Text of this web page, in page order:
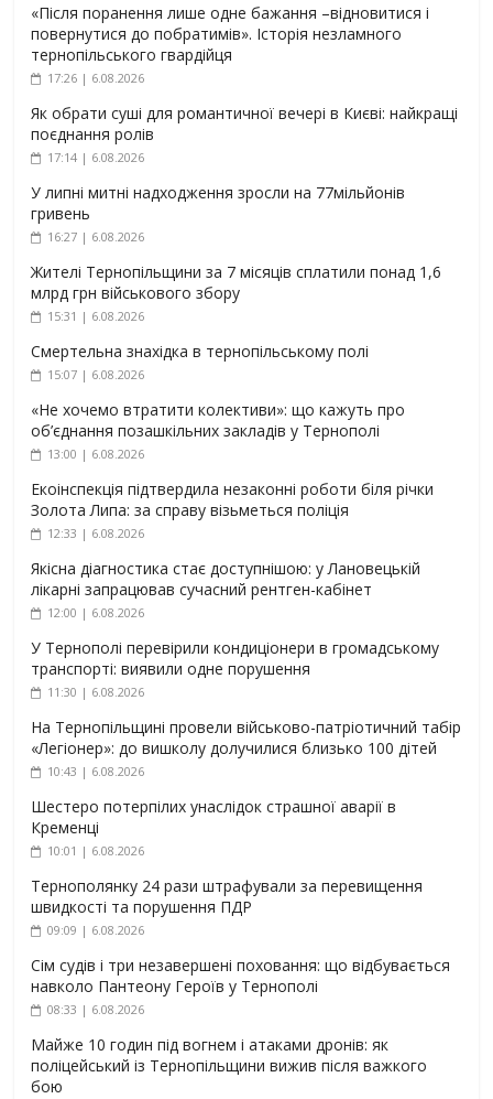
«Після поранення лише одне бажання –відновитися і
повернутися до побратимів». Історія незламного
тернопільського гвардійця
17:26 | 6.08.2026
Як обрати суші для романтичної вечері в Києві: найкращі
поєднання ролів
17:14 | 6.08.2026
У липні митні надходження зросли на 77мільйонів
гривень
16:27 | 6.08.2026
Жителі Тернопільщини за 7 місяців сплатили понад 1,6
млрд грн військового збору
15:31 | 6.08.2026
Смертельна знахідка в тернопільському полі
15:07 | 6.08.2026
«Не хочемо втратити колективи»: що кажуть про
об’єднання позашкільних закладів у Тернополі
13:00 | 6.08.2026
Екоінспекція підтвердила незаконні роботи біля річки
Золота Липа: за справу візьметься поліція
12:33 | 6.08.2026
Якісна діагностика стає доступнішою: у Лановецькій
лікарні запрацював сучасний рентген-кабінет
12:00 | 6.08.2026
У Тернополі перевірили кондиціонери в громадському
транспорті: виявили одне порушення
11:30 | 6.08.2026
На Тернопільщині провели військово-патріотичний табір
«Легіонер»: до вишколу долучилися близько 100 дітей
10:43 | 6.08.2026
Шестеро потерпілих унаслідок страшної аварії в
Кременці
10:01 | 6.08.2026
Тернополянку 24 рази штрафували за перевищення
швидкості та порушення ПДР
09:09 | 6.08.2026
Сім судів і три незавершені поховання: що відбувається
навколо Пантеону Героїв у Тернополі
08:33 | 6.08.2026
Майже 10 годин під вогнем і атаками дронів: як
поліцейський із Тернопільщини вижив після важкого
бою